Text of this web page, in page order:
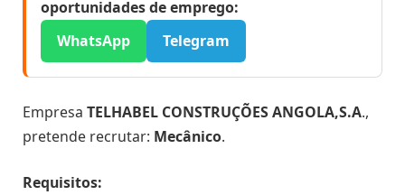
oportunidades de emprego:
WhatsApp
Telegram
Empresa TELHABEL CONSTRUÇÕES ANGOLA,S.A.,
pretende recrutar: Mecânico.
Requisitos: